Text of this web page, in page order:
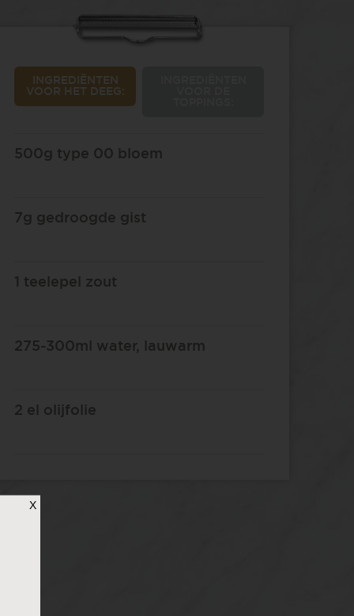
INGREDIËNTEN
VOOR HET DEEG:
500g type 00 bloem
7g gedroogde gist
1 teelepel zout
275-300ml water, lauwarm
2 el olijfolie
X